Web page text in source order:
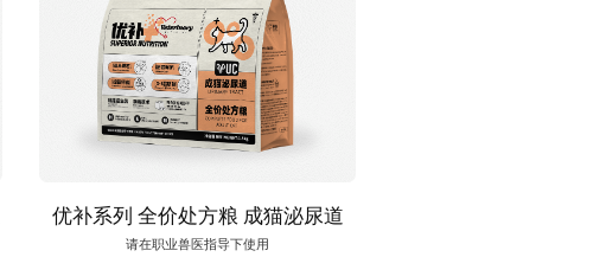
优补系列 全价处方粮 成猫泌尿道
请在职业兽医指导下使用